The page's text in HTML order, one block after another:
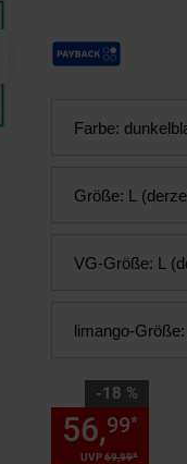
Payback Punkte
Farbe:
Größe: L
VG-Größe: L
limango-Größe:
-18 %
Sie Sparen 18
UVP69,99*
56,99*